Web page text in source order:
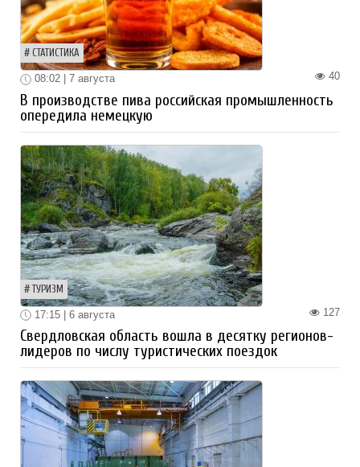
СТАТИСТИКА
40
08:02 | 7 августа
В производстве пива российская промышленность
опередила немецкую
ТУРИЗМ
127
17:15 | 6 августа
Свердловская область вошла в десятку регионов-
лидеров по числу туристических поездок